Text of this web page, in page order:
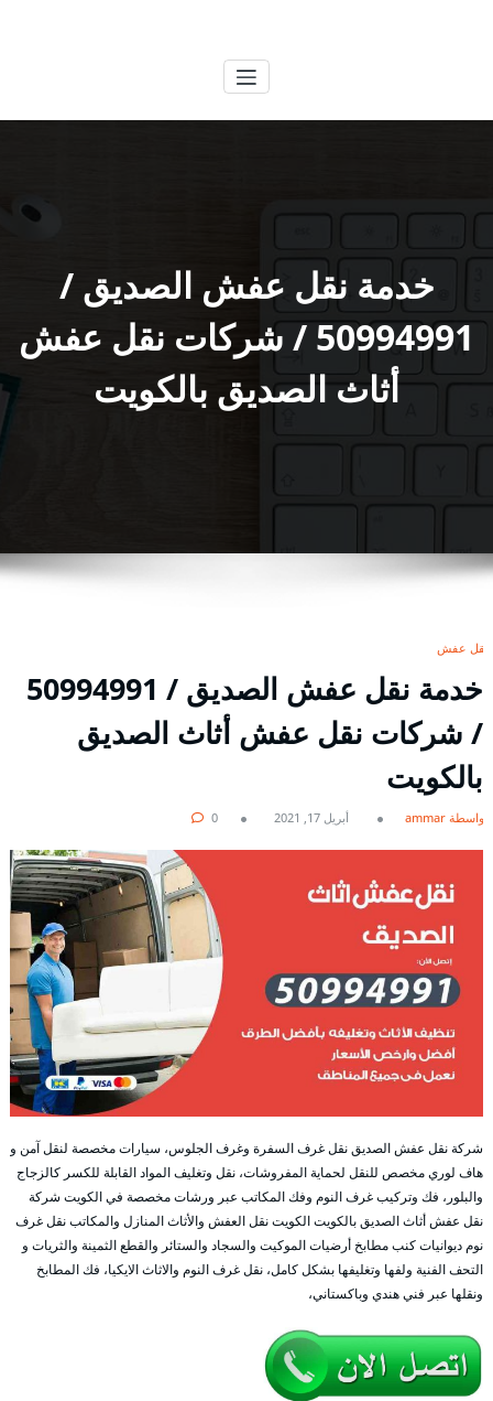
خدمة نقل عفش الصديق /
50994991 / شركات نقل عفش
أثاث الصديق بالكويت
نقل عفش
خدمة نقل عفش الصديق / 50994991
/ شركات نقل عفش أثاث الصديق
بالكويت
بواسطة ammar أبريل 17, 2021 0
شركة نقل عفش الصديق نقل غرف السفرة وغرف الجلوس، سيارات مخصصة لنقل آمن و
هاف لوري مخصص للنقل لحماية المفروشات، نقل وتغليف المواد القابلة للكسر كالزجاج
والبلور، فك وتركيب غرف النوم وفك المكاتب عبر ورشات مخصصة في الكويت شركة
نقل عفش أثاث الصديق بالكويت الكويت نقل العفش والأثاث المنازل والمكاتب نقل غرف
نوم ديوانيات كنب مطابخ أرضيات الموكيت والسجاد والستائر والقطع الثمينة والثريات و
التحف الفنية ولفها وتغليفها بشكل كامل، نقل غرف النوم والاثاث الايكيا، فك المطابخ
ونقلها عبر فني هندي وباكستاني،